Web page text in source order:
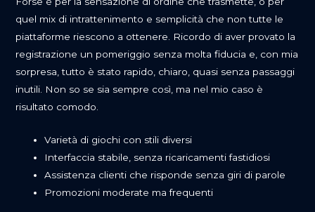
quel mix di intrattenimento e semplicità che non tutte le
piattaforme riescono a ottenere. Ricordo di aver provato la
registrazione un pomeriggio senza molta fiducia e, con mia
sorpresa, tutto è stato rapido, chiaro, quasi senza passaggi
inutili. Non so se sia sempre così, ma nel mio caso è
risultato comodo.
Varietà di giochi con stili diversi
Interfaccia stabile, senza ricaricamenti fastidiosi
Assistenza clienti che risponde senza giri di parole
Promozioni moderate ma frequenti